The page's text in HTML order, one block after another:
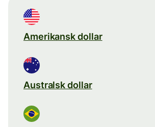
Amerikansk dollar
Australsk dollar